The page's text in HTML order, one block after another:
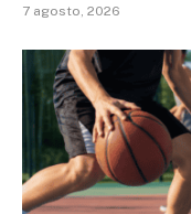
7 agosto, 2026